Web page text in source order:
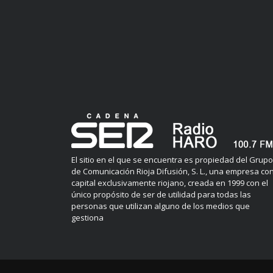
El sitio en el que se encuentra es propiedad del Grupo
de Comunicación Rioja Difusión, S. L., una empresa
capital exclusivamente riojano, creada en 1999 con el
único propósito de ser de utilidad para todas las
personas que utilizan alguno de los medios que
gestiona